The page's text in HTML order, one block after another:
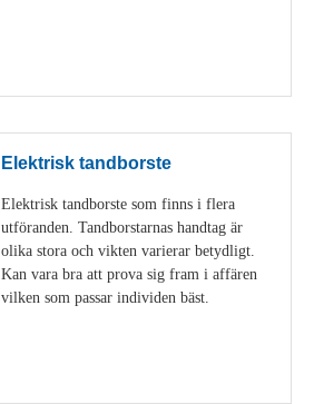
Elektrisk tandborste
Elektrisk tandborste som finns i flera
utföranden. Tandborstarnas handtag är
olika stora och vikten varierar betydligt.
Kan vara bra att prova sig fram i affären
vilken som passar individen bäst.